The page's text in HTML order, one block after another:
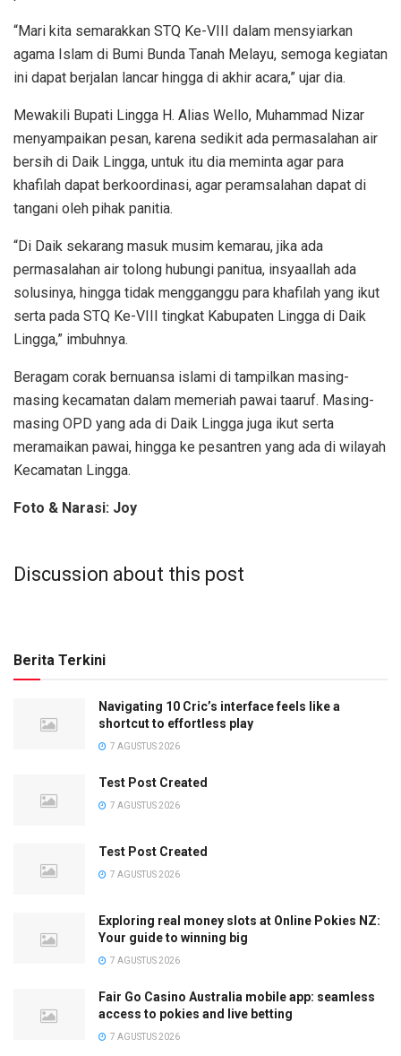
“Mari kita semarakkan STQ Ke-VIII dalam mensyiarkan
agama Islam di Bumi Bunda Tanah Melayu, semoga kegiatan
ini dapat berjalan lancar hingga di akhir acara,” ujar dia.
Mewakili Bupati Lingga H. Alias Wello, Muhammad Nizar
menyampaikan pesan, karena sedikit ada permasalahan air
bersih di Daik Lingga, untuk itu dia meminta agar para
khafilah dapat berkoordinasi, agar peramsalahan dapat di
tangani oleh pihak panitia.
“Di Daik sekarang masuk musim kemarau, jika ada
permasalahan air tolong hubungi panitua, insyaallah ada
solusinya, hingga tidak mengganggu para khafilah yang ikut
serta pada STQ Ke-VIII tingkat Kabupaten Lingga di Daik
Lingga,” imbuhnya.
Beragam corak bernuansa islami di tampilkan masing-
masing kecamatan dalam memeriah pawai taaruf. Masing-
masing OPD yang ada di Daik Lingga juga ikut serta
meramaikan pawai, hingga ke pesantren yang ada di wilayah
Kecamatan Lingga.
Foto & Narasi: Joy
Discussion about this post
Berita Terkini
Navigating 10 Cric’s interface feels like a
shortcut to effortless play
7 AGUSTUS 2026
Test Post Created
7 AGUSTUS 2026
Test Post Created
7 AGUSTUS 2026
Exploring real money slots at Online Pokies NZ:
Your guide to winning big
7 AGUSTUS 2026
Fair Go Casino Australia mobile app: seamless
access to pokies and live betting
7 AGUSTUS 2026